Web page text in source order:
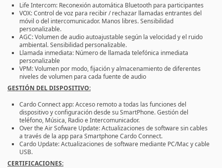
Life Intercom: Reconexión automática Bluetooth para participantes
VOX: Control de voz para recibir / rechazar llamadas entrantes del
móvil o del intercomunicador. Manos libres. Sensibilidad
personalizable.
AGC: Volumen de audio autoajustable según la velocidad y el ruido
ambiental. Sensibilidad personalizable.
Llamada inmediata: Número de llamada telefónica inmediata
personalizable
VPM: Volumen por modo, fijación y almacenamiento de diferentes
niveles de volumen para cada fuente de audio
GESTIÓN DEL DISPOSITIVO:
Cardo Connect app: Acceso remoto a todas las funciones del
dispositivo y configuración desde su SmartPhone. Gestión del
teléfono, Música, Radio e Intercomunicador.
Over the Air Sofware Update: Actualizaciones de software sin cables
a través de la app para Smartphone Cardo Connect.
Cardo Update: Actualizaciones de software mediante PC/Mac y cable
USB.
CERTIFICACIONES: